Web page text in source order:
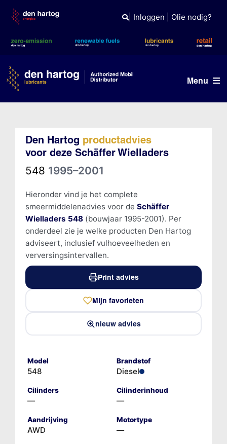
content
| Inloggen Olie nodig?
Menu
Producten
Kennisbank
Den Hartog productadvies
voor deze Schäffer Wielladers
548 1995–2001
Hieronder vind je het complete
smeermiddelenadvies voor de Schäffer
Wielladers 548(bouwjaar 1995-2001). Per
onderdeel zie je welke producten Den Hartog
adviseert, inclusief vulhoeveelheden en
verversingsintervallen.
Print advies
Mijn favorieten
nieuw advies
Model
548
Brandstof
Diesel
Cilinders
—
Cilinderinhoud
—
Aandrijving
AWD
Motortype
—